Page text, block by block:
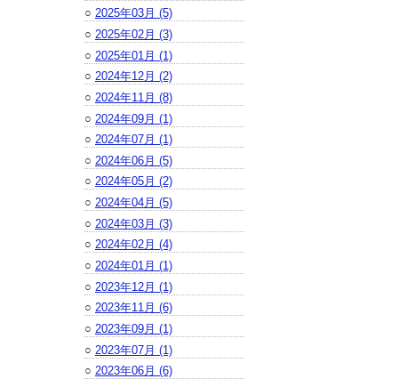
○ 2025年03月 (5)
○ 2025年02月 (3)
○ 2025年01月 (1)
○ 2024年12月 (2)
○ 2024年11月 (8)
○ 2024年09月 (1)
○ 2024年07月 (1)
○ 2024年06月 (5)
○ 2024年05月 (2)
○ 2024年04月 (5)
○ 2024年03月 (3)
○ 2024年02月 (4)
○ 2024年01月 (1)
○ 2023年12月 (1)
○ 2023年11月 (6)
○ 2023年09月 (1)
○ 2023年07月 (1)
○ 2023年06月 (6)